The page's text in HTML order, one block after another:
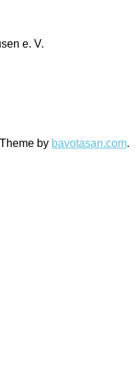
e. V.
by bavotasan.com.